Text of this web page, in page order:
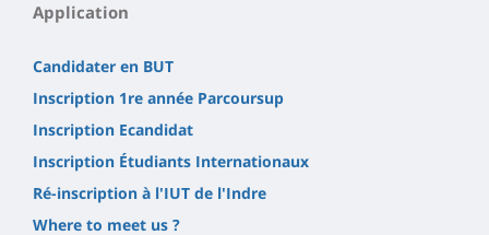
Application
Candidater en BUT
Inscription 1re année Parcoursup
Inscription Ecandidat
Inscription Étudiants Internationaux
Ré-inscription à l'IUT de l'Indre
Where to meet us ?